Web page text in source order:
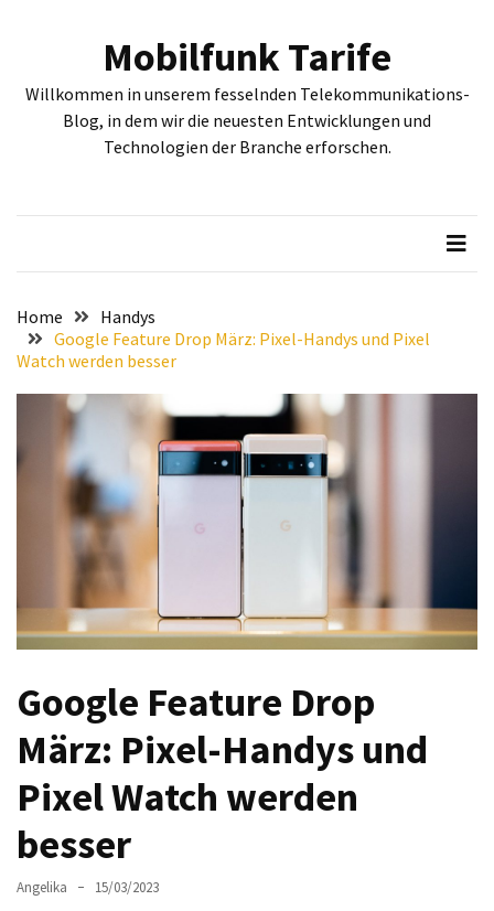
BEITRÄGE
Pixel
und
Google
zu
dir?
perfekte
Tablet-
Wahl:
Ein
Vergleich
zwischen
dem
Samsung
Mobilfunk Tarife
Willkommen in unserem fesselnden Telekommunikations-
Blog, in dem wir die neuesten Entwicklungen und
Technologien der Branche erforschen.
Home
Handys
Google Feature Drop März: Pixel-Handys und Pixel
Watch werden besser
Google Feature Drop
März: Pixel-Handys und
Pixel Watch werden
besser
Angelika 15/03/2023